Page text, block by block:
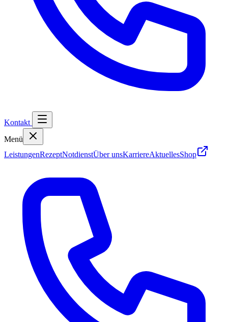
Kontakt
Menü
LeistungenRezeptNotdienstÜber unsKarriereAktuellesShop